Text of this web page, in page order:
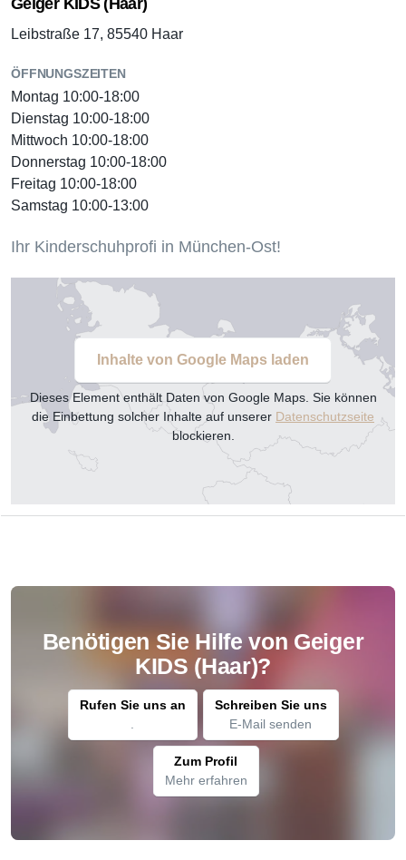
Geiger KIDS (Haar)
Leibstraße 17, 85540 Haar
ÖFFNUNGSZEITEN
Montag 10:00-18:00
Dienstag 10:00-18:00
Mittwoch 10:00-18:00
Donnerstag 10:00-18:00
Freitag 10:00-18:00
Samstag 10:00-13:00
Ihr Kinderschuhprofi in München-Ost!
Inhalte von Google Maps laden
Dieses Element enthält Daten von Google Maps. Sie können
die Einbettung solcher Inhalte auf unserer Datenschutzseite
blockieren.
Benötigen Sie Hilfe von Geiger
KIDS (Haar)?
Rufen Sie uns an
Schreiben Sie uns
E-Mail senden
Zum Profil
Mehr erfahren